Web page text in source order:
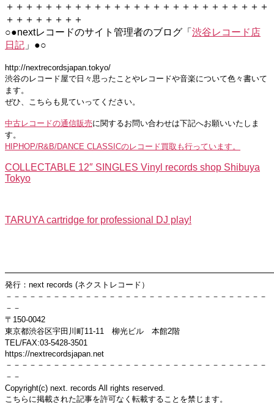
＋＋＋＋＋＋＋＋＋＋＋＋＋＋＋＋＋＋＋＋＋＋＋＋＋＋＋
＋＋＋＋＋＋＋＋
○●nextレコードのサイト管理者のブログ「 渋谷レコード店
日記 」●○
http://nextrecordsjapan.tokyo/
渋谷のレコード屋で日々思ったことやレコードや音楽について色々書いて
ます。
ぜひ、こちらも見ていってください。
中古レコードの通信販売に関するお問い合わせは下記へお願いいたしま
す。
HIPHOP/R&B/DANCE CLASSICのレコード買取も行っています。
COLLECTABLE 12″ SINGLES Vinyl records shop Shibuya
Tokyo
TARUYA cartridge for professional DJ play!
発行：next records (ネクストレコード）
－－－－－－－－－－－－－－－－－－－－－－－－－－－－－－－－－
－－
〒150-0042
東京都渋谷区宇田川町11-11 柳光ビル 本館2階
TEL/FAX:03-5428-3501
https://nextrecordsjapan.net
－－－－－－－－－－－－－－－－－－－－－－－－－－－－－－－－－
－－
Copyright(c) next. records All rights reserved.
こちらに掲載された記事を許可なく転載することを禁じます。